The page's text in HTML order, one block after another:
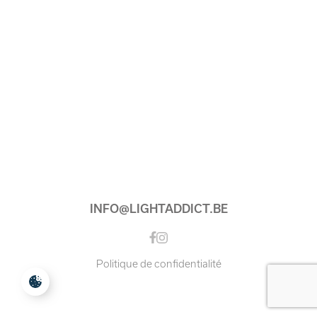
INFO@LIGHTADDICT.BE
Politique de confidentialité